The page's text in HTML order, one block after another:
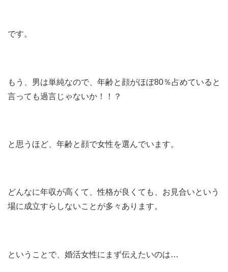
です。
もう、男は単純なので、年齢と顔がほぼ80％占めていると
言っても過言じゃないか！！？
と思うほど、年齢と顔で女性を選んでいます。
どんなに年収が高くて、性格が良くても、お見合いという
場に成立すらしないことが多々あります。
ということで、婚活女性にまず伝えたいのは…